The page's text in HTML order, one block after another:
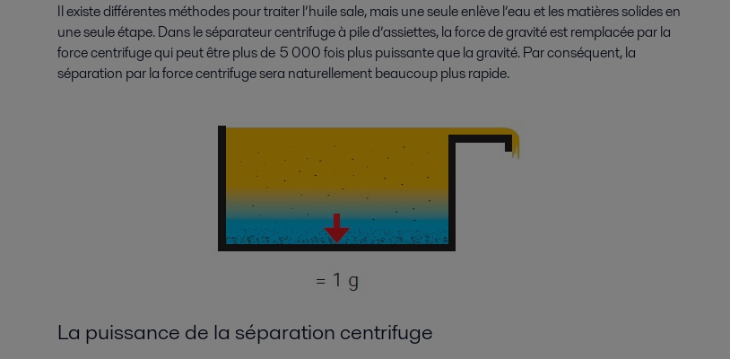
Il existe différentes méthodes pour traiter l’huile sale, mais une seule enlève l’eau et les matières solides en
une seule étape. Dans le séparateur centrifuge à pile d’assiettes, la force de gravité est remplacée par la
force centrifuge qui peut être plus de 5 000 fois plus puissante que la gravité. Par conséquent, la
séparation par la force centrifuge sera naturellement beaucoup plus rapide.
La puissance de la séparation centrifuge